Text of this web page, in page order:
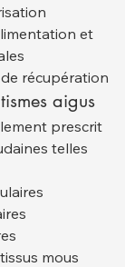
et
récupération
aigus
prescrit
telles
mous